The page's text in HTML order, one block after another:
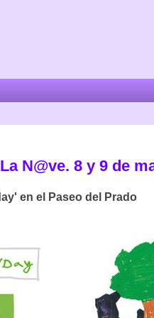
N@ve. 8 y 9 de
en el Paseo del Prado